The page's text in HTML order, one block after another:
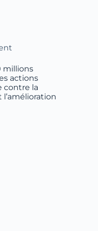
millions
actions
contre la